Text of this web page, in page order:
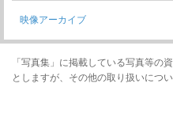
映像アーカイブ
「写真集」に掲載している写真等の
としますが、その他の取り扱いについ